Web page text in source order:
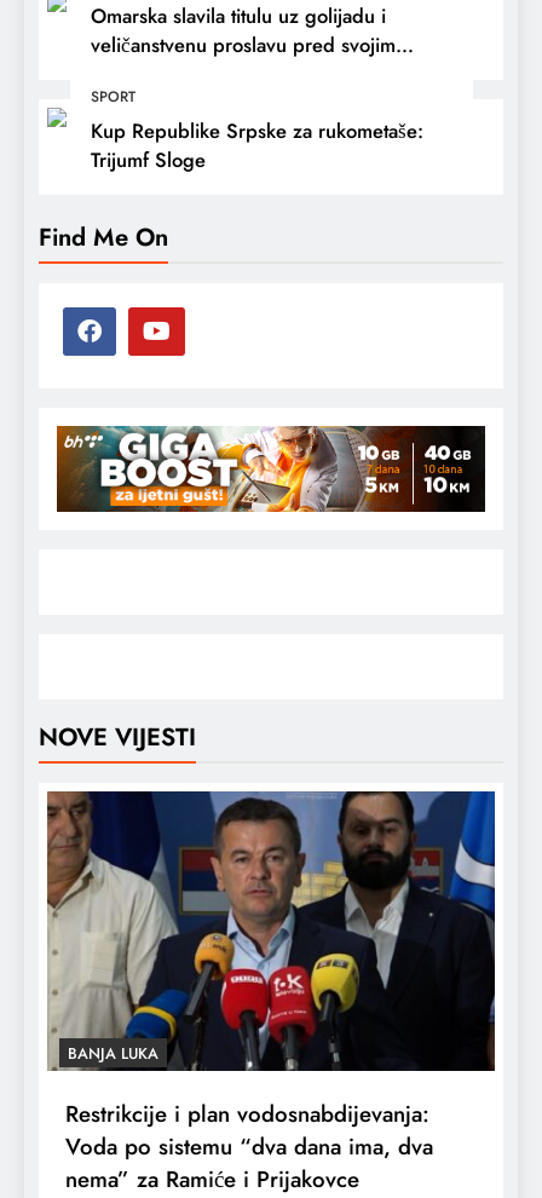
Omarska slavila titulu uz golijadu i
veličanstvenu proslavu pred svojim
SPORT
Kup Republike Srpske za rukometaše:
Trijumf Sloge
Find Me On
NOVE VIJESTI
BANJA LUKA
Restrikcije i plan vodosnabdijevanja:
Voda po sistemu “dva dana ima, dva
nema” za Ramiće i Prijakovce